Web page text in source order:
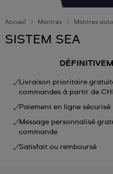
Accueil Montres Montres
SISTEM SEA
Livraison prioritaire
commandes à partir de
Paiement en ligne sécurisé
Message personnalisé
commande
Satisfait ou remboursé